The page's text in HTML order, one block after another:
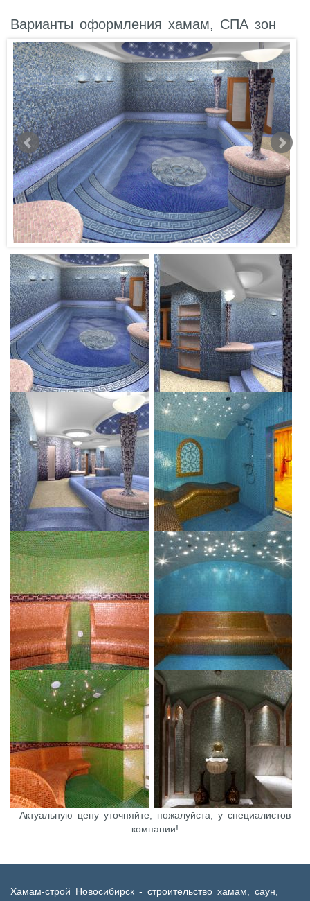
Варианты оформления хамам, СПА зон
Актуальную цену уточняйте, пожалуйста, у специалистов
компании!
Хамам-строй Новосибирск - строительство хамам, саун,